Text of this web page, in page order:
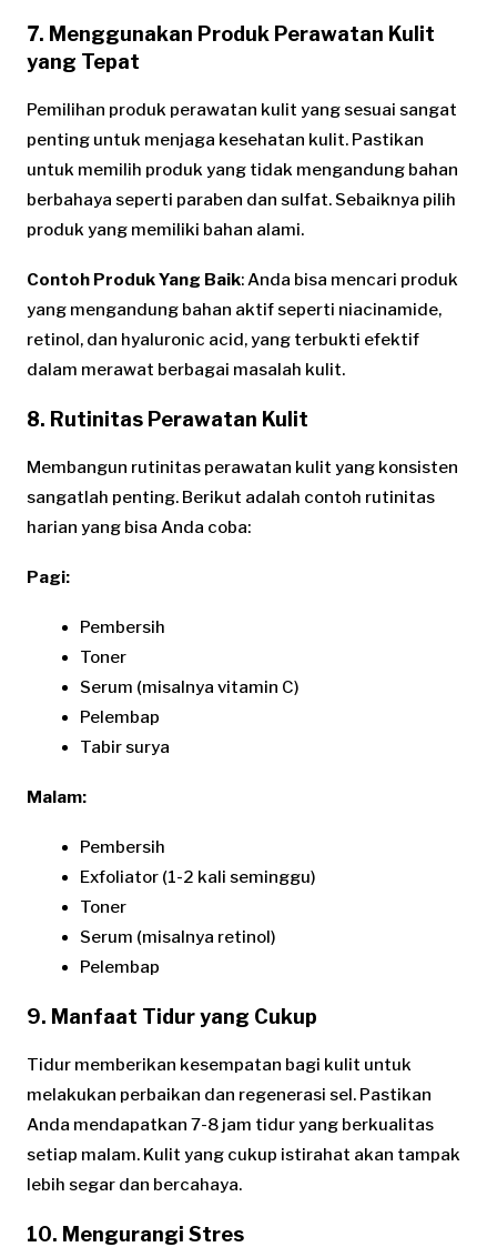
7. Menggunakan Produk Perawatan Kulit
yang Tepat
Pemilihan produk perawatan kulit yang sesuai sangat
penting untuk menjaga kesehatan kulit. Pastikan
untuk memilih produk yang tidak mengandung bahan
berbahaya seperti paraben dan sulfat. Sebaiknya pilih
produk yang memiliki bahan alami.
Contoh Produk Yang Baik: Anda bisa mencari produk
yang mengandung bahan aktif seperti niacinamide,
retinol, dan hyaluronic acid, yang terbukti efektif
dalam merawat berbagai masalah kulit.
8. Rutinitas Perawatan Kulit
Membangun rutinitas perawatan kulit yang konsisten
sangatlah penting. Berikut adalah contoh rutinitas
harian yang bisa Anda coba:
Pagi:
Pembersih
Toner
Serum (misalnya vitamin C)
Pelembap
Tabir surya
Malam:
Pembersih
Exfoliator (1-2 kali seminggu)
Toner
Serum (misalnya retinol)
Pelembap
9. Manfaat Tidur yang Cukup
Tidur memberikan kesempatan bagi kulit untuk
melakukan perbaikan dan regenerasi sel. Pastikan
Anda mendapatkan 7-8 jam tidur yang berkualitas
setiap malam. Kulit yang cukup istirahat akan tampak
lebih segar dan bercahaya.
10. Mengurangi Stres